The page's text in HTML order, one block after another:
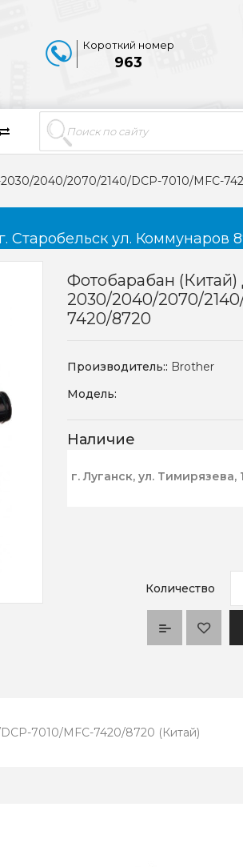
Короткий номер
963
2040/2070/2140/DCP-7010/MFC-
Старобельск ул. Коммунаров
Фотобарабан
2030/2040/2070/
7420/8720
Производитель:: Brother
Модель:
Наличие
г. Луганск, ул. Тимирязева,
Количество
7010/MFC-7420/8720 (Китай)